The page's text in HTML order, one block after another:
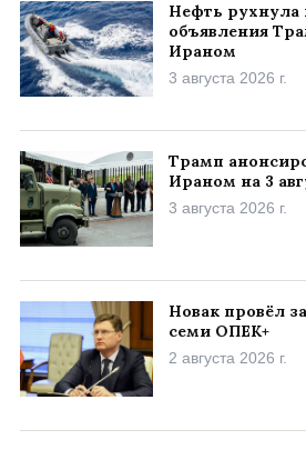
Нефть рухнула
объявления
Ираном
3 августа 2026 г.
Трамп
Ираном на 3
3 августа 2026 г.
Новак провёл
семи ОПЕК+
2 августа 2026 г.